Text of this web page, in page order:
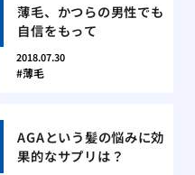
薄毛、かつらの男性でも
自信をもって
2018.07.30
薄毛
AGAという髪の悩みに効
果的なサプリは？